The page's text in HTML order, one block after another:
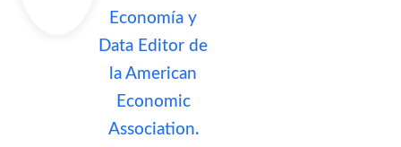
Economía y
Data Editor de
la American
Economic
Association.